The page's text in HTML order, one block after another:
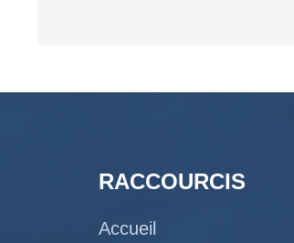
RACCOURCIS
Accueil